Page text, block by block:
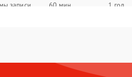
записи 60 мин 1 год